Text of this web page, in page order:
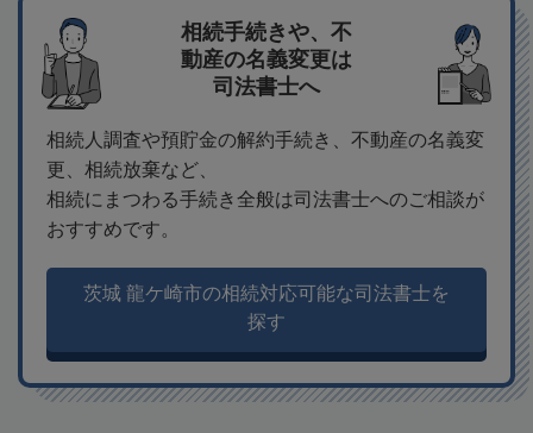
相続手続きや、不
動産の名義変更は
司法書士へ
相続人調査や預貯金の解約手続き、不動産の名義変
更、相続放棄など、
相続にまつわる手続き全般は司法書士へのご相談が
おすすめです。
茨城 龍ケ崎市の相続対応可能な司法書士を
探す